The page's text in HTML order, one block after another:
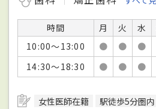
時間 月 火 水
10:00～13:00
● ● ●
14:30～18:30
● ● ●
女性医師在籍 駅徒歩5分圏内